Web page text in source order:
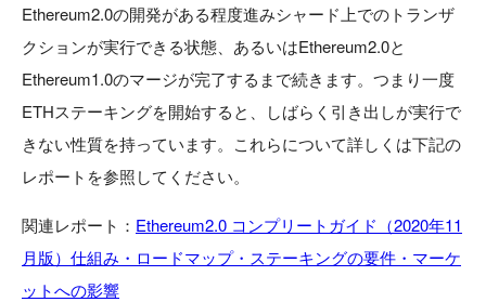
Ethereum2.0の開発がある程度進みシャード上でのトランザ
クションが実行できる状態、あるいはEthereum2.0と
Ethereum1.0のマージが完了するまで続きます。つまり一度
ETHステーキングを開始すると、しばらく引き出しが実行で
きない性質を持っています。これらについて詳しくは下記の
レポートを参照してください。
関連レポート： Ethereum2.0 コンプリートガイド（2020年11
月版）仕組み・ロードマップ・ステーキングの要件・マーケ
ットへの影響